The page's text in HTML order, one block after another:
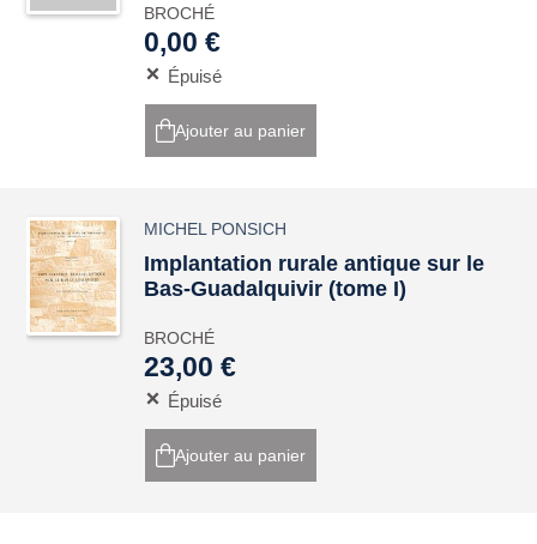
BROCHÉ
0,00 €
Épuisé
Ajouter au panier
MICHEL PONSICH
Implantation rurale antique sur le
Bas-Guadalquivir (tome I)
BROCHÉ
23,00 €
Épuisé
Ajouter au panier